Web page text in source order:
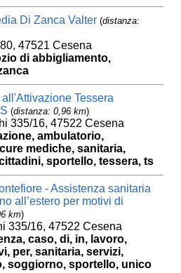
Di Zanca Valter (distanza:
47521 Cesena
di abbigliamento,
Tessera
(distanza: 0,96 km)
335/16, 47522 Cesena
ambulatorio,
mediche, sanitaria,
sportello, tessera, ts
- Assistenza sanitaria
all’estero per motivi di
km)
335/16, 47522 Cesena
caso, di, in, lavoro,
per, sanitaria, servizi,
soggiorno, sportello, unico